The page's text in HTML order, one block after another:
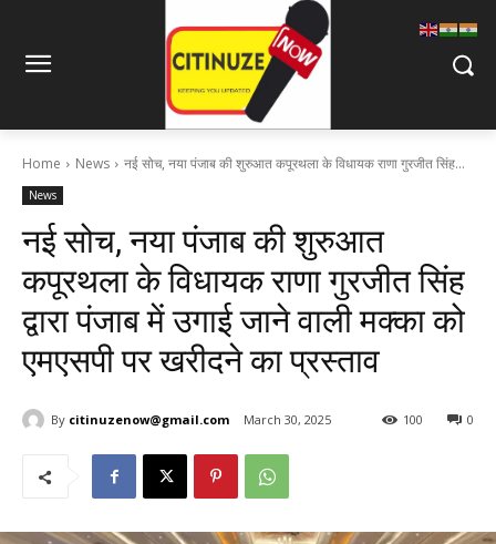
Home News नई सोच, नया पंजाब की शुरुआत कपूरथला के विधायक राणा गुरजीत सिंह...
News
नई सोच, नया पंजाब की शुरुआत
कपूरथला के विधायक राणा गुरजीत सिंह
द्वारा पंजाब में उगाई जाने वाली मक्का को
एमएसपी पर खरीदने का प्रस्ताव
By citinuzenow@gmail.com March 30, 2025 0
100